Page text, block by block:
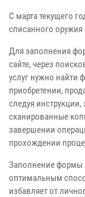
С марта текущего
списанного оружия
Для заполнения
сайте, через
услуг нужно найти
приобретении,
следуя
сканированные
завершении
прохождении
Заполнение формы
оптимальным
избавляет от